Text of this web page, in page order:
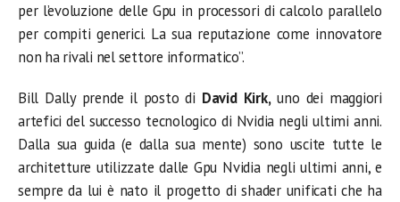
per l’evoluzione delle Gpu in processori di calcolo parallelo
per compiti generici. La sua reputazione come innovatore
non ha rivali nel settore informatico”.
Bill Dally prende il posto di David Kirk,uno dei maggiori
artefici del successo tecnologico di Nvidia negli ultimi anni.
Dalla sua guida (e dalla sua mente) sono uscite tutte le
architetture utilizzate dalle Gpu Nvidia negli ultimi anni, e
sempre da lui è nato il progetto di shader unificati che ha